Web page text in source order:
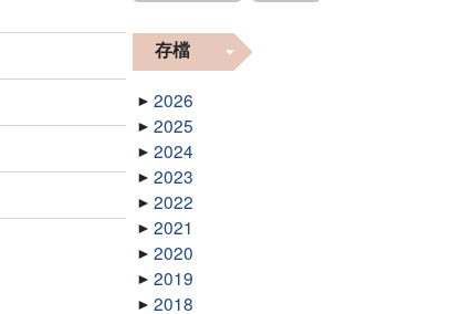
存檔
2026
2025
2024
2023
2022
2021
2020
2019
2018